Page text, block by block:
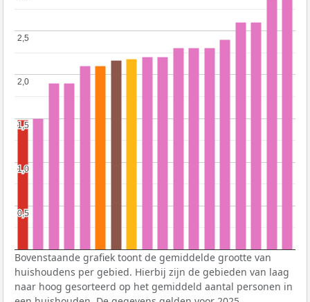
0,5
0,5
1,0
1,0
1,5
1,5
2,0
2,0
2,5
2,5
Bovenstaande grafiek toont de gemiddelde grootte van
huishoudens per gebied. Hierbij zijn de gebieden van laag
naar hoog gesorteerd op het gemiddeld aantal personen in